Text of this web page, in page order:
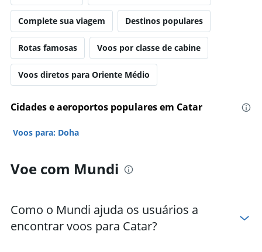
Complete sua viagem Destinos populares
Rotas famosas Voos por classe de cabine
Voos diretos para Oriente Médio
Cidades e aeroportos populares em Catar
Voos para: Doha
Voe com Mundi
Como o Mundi ajuda os usuários a
encontrar voos para Catar?